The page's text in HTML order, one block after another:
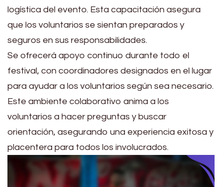
logística del evento. Esta capacitación asegura
que los voluntarios se sientan preparados y
seguros en sus responsabilidades.
Se ofrecerá apoyo continuo durante todo el
festival, con coordinadores designados en el lugar
para ayudar a los voluntarios según sea necesario.
Este ambiente colaborativo anima a los
voluntarios a hacer preguntas y buscar
orientación, asegurando una experiencia exitosa y
placentera para todos los involucrados.